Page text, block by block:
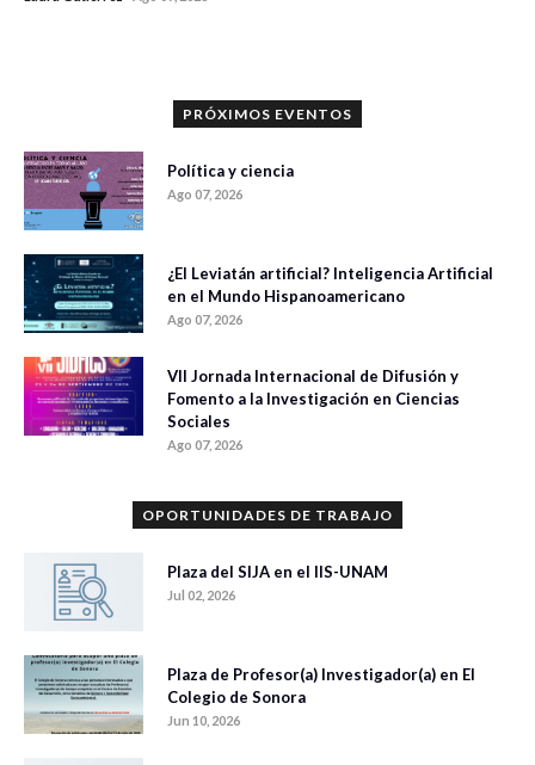
PRÓXIMOS EVENTOS
Política y ciencia
Ago 07, 2026
¿El Leviatán artificial? Inteligencia Artificial
en el Mundo Hispanoamericano
Ago 07, 2026
VII Jornada Internacional de Difusión y
Fomento a la Investigación en Ciencias
Sociales
Ago 07, 2026
OPORTUNIDADES DE TRABAJO
Plaza del SIJA en el IIS-UNAM
Jul 02, 2026
Plaza de Profesor(a) Investigador(a) en El
Colegio de Sonora
Jun 10, 2026